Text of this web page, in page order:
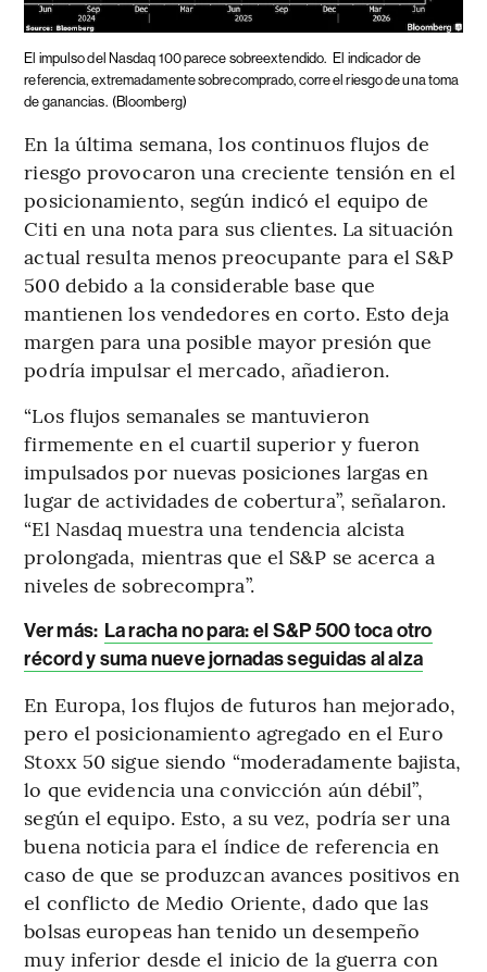
El impulso del Nasdaq 100 parece sobreextendido. El indicador de
referencia, extremadamente sobrecomprado, corre el riesgo de una toma
de ganancias. (Bloomberg)
En la última semana, los continuos flujos de
riesgo provocaron una creciente tensión en el
posicionamiento, según indicó el equipo de
Citi en una nota para sus clientes. La situación
actual resulta menos preocupante para el S&P
500 debido a la considerable base que
mantienen los vendedores en corto. Esto deja
margen para una posible mayor presión que
podría impulsar el mercado, añadieron.
“Los flujos semanales se mantuvieron
firmemente en el cuartil superior y fueron
impulsados ​​por nuevas posiciones largas en
lugar de actividades de cobertura”, señalaron.
“El Nasdaq muestra una tendencia alcista
prolongada, mientras que el S&P se acerca a
niveles de sobrecompra”.
Ver más: La racha no para: el S&P 500 toca otro
récord y suma nueve jornadas seguidas al alza
En Europa, los flujos de futuros han mejorado,
pero el posicionamiento agregado en el Euro
Stoxx 50 sigue siendo “moderadamente bajista,
lo que evidencia una convicción aún débil”,
según el equipo. Esto, a su vez, podría ser una
buena noticia para el índice de referencia en
caso de que se produzcan avances positivos en
el conflicto de Medio Oriente, dado que las
bolsas europeas han tenido un desempeño
muy inferior desde el inicio de la guerra con